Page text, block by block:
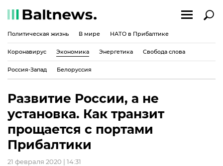
Политическая жизнь В мире НАТО в Прибалтике
Коронавирус Экономика Энергетика Свобода слова
Россия-Запад Белоруссия
Развитие России, а не
установка. Как транзит
прощается с портами
Прибалтики
21 февраля 2020 | 14:31